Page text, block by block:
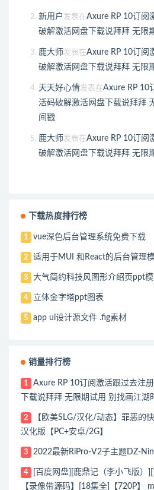
新用户 发表在Axure RP 10订阅
破解激活网盘下载说拜拜 无限
鹿大师发表在Axure RP 10订阅
破解激活网盘下载说拜拜 无限
天天好心情发表在Axure RP 10
活码破解激活网盘下载说拜拜
间戳
鹿大师发表在Axure RP 10订阅
破解激活网盘下载说拜拜 无限
下载热度排行榜
1 vue深色后台管理系统免费下载
2 适用于MUI 和React的后台管理
3 大气简约科技风图形介绍页ppt
4 立体金字塔ppt图表
5 app ui设计源文件 .fig素材
销量排行榜
1
Axure RP 10订阅激活跟过去注
下载说拜拜 无限期试用 别找画江湖
2
【欧美SLG/汉化/动态】罪恶的
汉化版【PC+安卓/2G】
3 2022最新RiPro-V2子主题DZ-
4
[百度网盘][鹿鼎记（李小飞版）
【录像带源码】[18集全]【720P】